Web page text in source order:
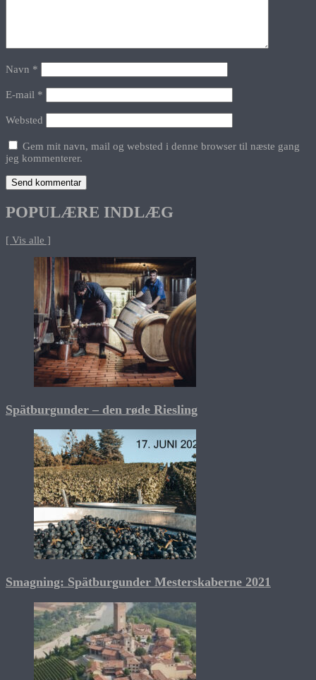
Navn *
E-mail *
Websted
Gem mit navn, mail og websted i denne browser til næste gang
jeg kommenterer.
POPULÆRE INDLÆG
[ Vis alle ]
Spätburgunder – den røde Riesling
Smagning: Spätburgunder Mesterskaberne 2021